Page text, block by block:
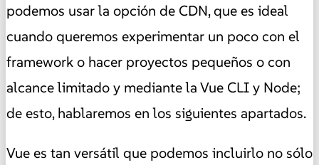
podemos usar la opción de CDN, que es ideal
cuando queremos experimentar un poco con el
framework o hacer proyectos pequeños o con
alcance limitado y mediante la Vue CLI y Node;
de esto, hablaremos en los siguientes apartados.
Vue es tan versátil que podemos incluirlo no sólo